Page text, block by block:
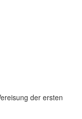
der ersten